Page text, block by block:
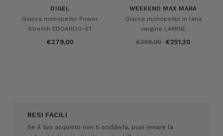
DIGEL
Giacca monopetto Power
Stretch EDOARDO-ST
€279,00
WEEKEND MAX MARA
Giacca monopetto in lana
vergine LAMINE
€359,00 €251,30
RESI FACILI
Se il tuo acquisto non ti soddisfa, puoi inviare la